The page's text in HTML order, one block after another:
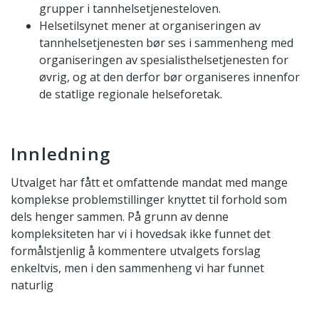
grupper i tannhelsetjenesteloven.
Helsetilsynet mener at organiseringen av
tannhelsetjenesten bør ses i sammenheng med
organiseringen av spesialisthelsetjenesten for
øvrig, og at den derfor bør organiseres innenfor
de statlige regionale helseforetak.
Innledning
Utvalget har fått et omfattende mandat med mange
komplekse problemstillinger knyttet til forhold som
dels henger sammen. På grunn av denne
kompleksiteten har vi i hovedsak ikke funnet det
formålstjenlig å kommentere utvalgets forslag
enkeltvis, men i den sammenheng vi har funnet
naturlig